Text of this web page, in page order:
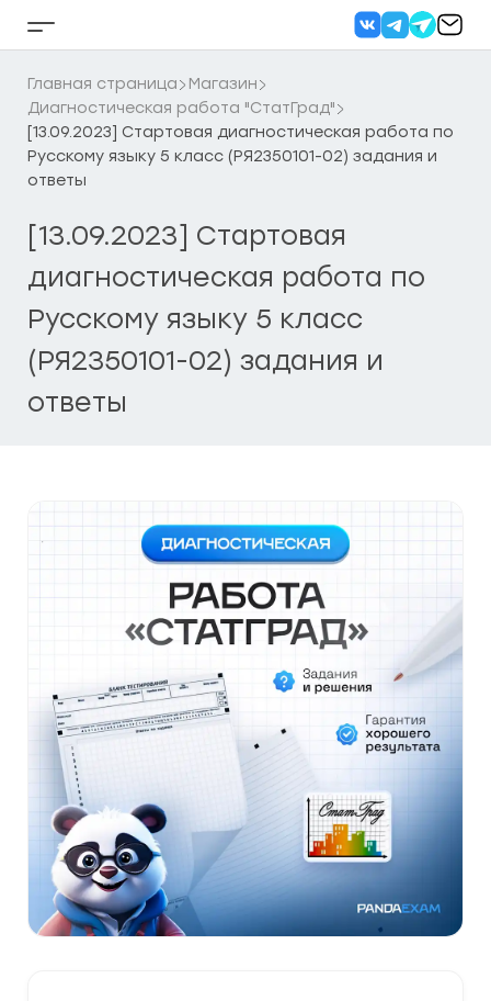
Кнопка
бокового
меню
Главная страница
Магазин
Диагностическая работа "СтатГрад"
[13.09.2023] Стартовая диагностическая работа по
Русскому языку 5 класс (РЯ2350101-02) задания и
ответы
[13.09.2023] Стартовая
диагностическая работа по
Русскому языку 5 класс
(РЯ2350101-02) задания и
ответы